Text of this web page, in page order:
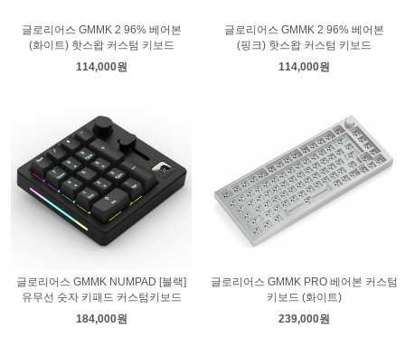
글로리어스 GMMK 2 96% 베어본
(화이트) 핫스왑 커스텀 키보드
114,000원
글로리어스 GMMK 2 96% 베어본
(핑크) 핫스왑 커스텀 키보드
114,000원
글로리어스 GMMK NUMPAD [블랙]
유무선 숫자 키패드 커스텀키보드
184,000원
글로리어스 GMMK PRO 베어본 커스텀
키보드 (화이트)
239,000원